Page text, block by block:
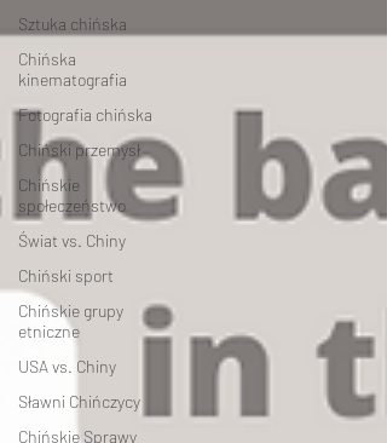
Sztuka chińska
Chińska
kinematografia
Fotografia chińska
Chiński przemysł
Chińskie
społeczeństwo
Świat vs. Chiny
Chiński sport
Chińskie grupy
etniczne
USA vs. Chiny
Sławni Chińczycy
Chińskie Sprawy